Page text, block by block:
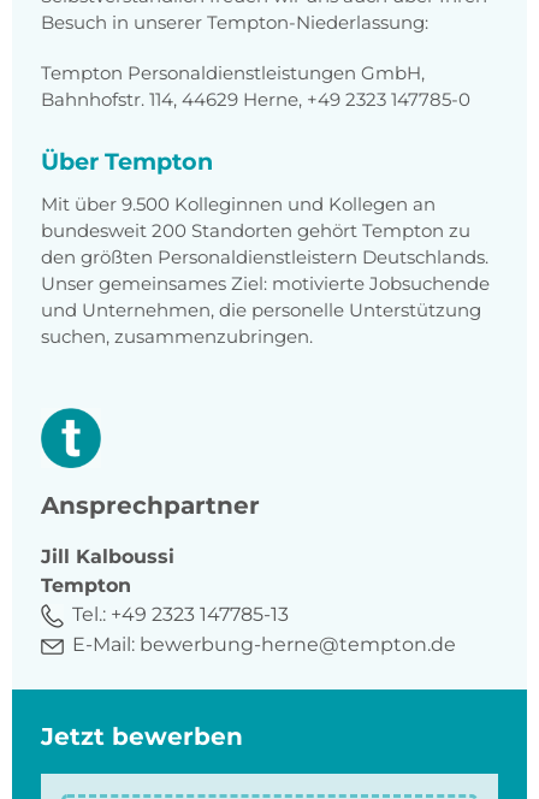
Besuch in unserer Tempton-Niederlassung:
Tempton Personaldienstleistungen GmbH,
Bahnhofstr. 114, 44629 Herne, +49 2323 147785-0
Über Tempton
Mit über 9.500 Kolleginnen und Kollegen an
bundesweit 200 Standorten gehört Tempton zu
den größten Personaldienstleistern Deutschlands.
Unser gemeinsames Ziel: motivierte Jobsuchende
und Unternehmen, die personelle Unterstützung
suchen, zusammenzubringen.
Ansprechpartner
Jill
Kalboussi
Tempton
Tel.: +49 2323 147785-13
E-Mail: bewerbung-herne@tempton.de
Jetzt bewerben